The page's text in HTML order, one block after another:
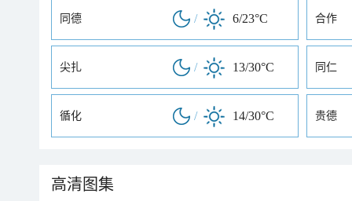
同德 / 6/23°C 合作
尖扎 / 13/30°C 同仁
循化 / 14/30°C 贵德
高清图集